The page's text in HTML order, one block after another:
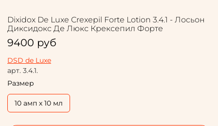
DSD de Luxe
арт. 3.4.1.
Dixidox De Luxe Crexepil Forte Lotion 3.4.1 - Лосьон
Диксидокс Де Люкс Крексепил Форте
9400 руб
Размер
10 амп х 10 мл